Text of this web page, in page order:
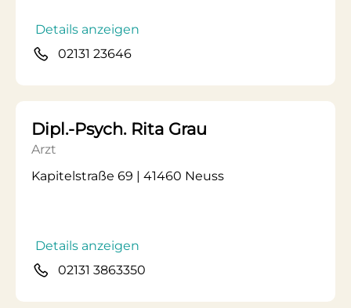
Details anzeigen
02131 23646
Dipl.-Psych. Rita Grau
Arzt
Kapitelstraße 69 | 41460 Neuss
Details anzeigen
02131 3863350